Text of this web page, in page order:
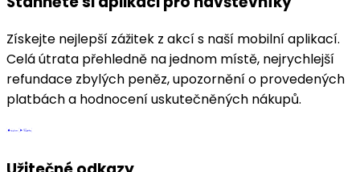
Získejte nejlepší zážitek z akcí s naší mobilní aplikací.
Celá útrata přehledně na jednom místě, nejrychlejší
refundace zbylých peněz, upozornění o provedených
platbách a hodnocení uskutečněných nákupů.